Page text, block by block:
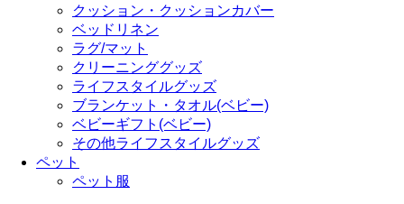
クッション・クッションカバー
ベッドリネン
ラグ/マット
クリーニンググッズ
ライフスタイルグッズ
ブランケット・タオル(ベビー)
ベビーギフト(ベビー)
その他ライフスタイルグッズ
ペット
ペット服